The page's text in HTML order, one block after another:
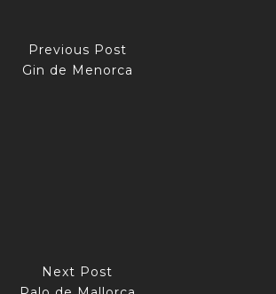
Previous Post
Gin de Menorca
Next Post